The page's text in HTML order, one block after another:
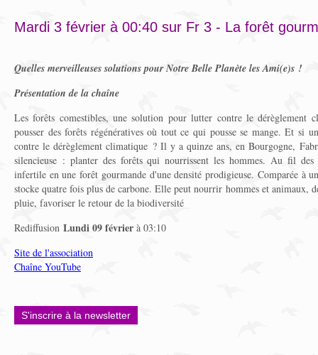
Mardi 3 février à 00:40 sur Fr 3 - La forêt
Quelles merveilleuses solutions pour Notre Belle Planète les Ami(e)s !
Présentation de la chaîne
Les forêts comestibles, une solution pour lutter contre le dérèglement
pousser des forêts régénératives où tout ce qui pousse se mange. Et si
contre le dérèglement climatique ? Il y a quinze ans, en Bourgogne,
silencieuse : planter des forêts qui nourrissent les hommes. Au fil des
infertile en une forêt gourmande d'une densité prodigieuse. Comparée à
stocke quatre fois plus de carbone. Elle peut nourrir hommes et animaux,
pluie, favoriser le retour de la biodiversité
Rediffusion Lundi 09 février à 03:10
Site de l'association
Chaîne YouTube
S'inscrire à la newsletter